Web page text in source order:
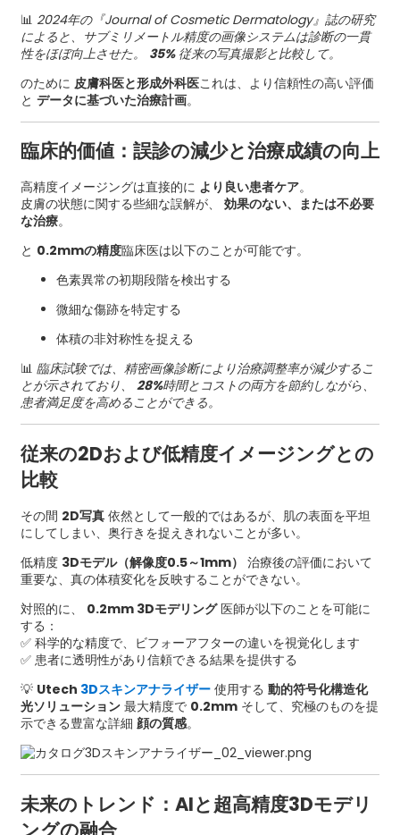
📊 2024年の『Journal of Cosmetic Dermatology』誌の研究
によると、サブミリメートル精度の画像システムは診断の一貫
性をほぼ向上させた。 35%従来の写真撮影と比較して。
のために 皮膚科医と形成外科医これは、より信頼性の高い評価
と データに基づいた治療計画。
臨床的価値：誤診の減少と治療成績の向上
高精度イメージングは​​直接的に より良い患者ケア。
皮膚の状態に関する些細な誤解が、 効果のない、または不必要
な治療。
と 0.2mmの精度臨床医は以下のことが可能です。
色素異常の初期段階を検出する
微細な傷跡を特定する
体積の非対称性を捉える
📊 臨床試験では、精密画像診断により治療調整率が減少するこ
とが示されており、 28%時間とコストの両方を節約しながら、
患者満足度を高めることができる。
従来の2Dおよび低精度イメージングとの
比較
その間 2D写真依然として一般的ではあるが、肌の表面を平坦
にしてしまい、奥行きを捉えきれないことが多い。
低精度 3Dモデル（解像度0.5～1mm） 治療後の評価において
重要な、真の体積変化を反映することができない。
対照的に、 0.2mm 3Dモデリング医師が以下のことを可能に
する：
✅ 科学的な精度で、ビフォーアフターの違いを視覚化します
✅ 患者に透明性があり信頼できる結果を提供する
💡 Utech 3Dスキンアナライザー使用する 動的符号化構造化
光ソリューション最大精度で 0.2mmそして、究極のものを提
示できる豊富な詳細 顔の質感。
未来のトレンド：AIと超高精度3Dモデリ